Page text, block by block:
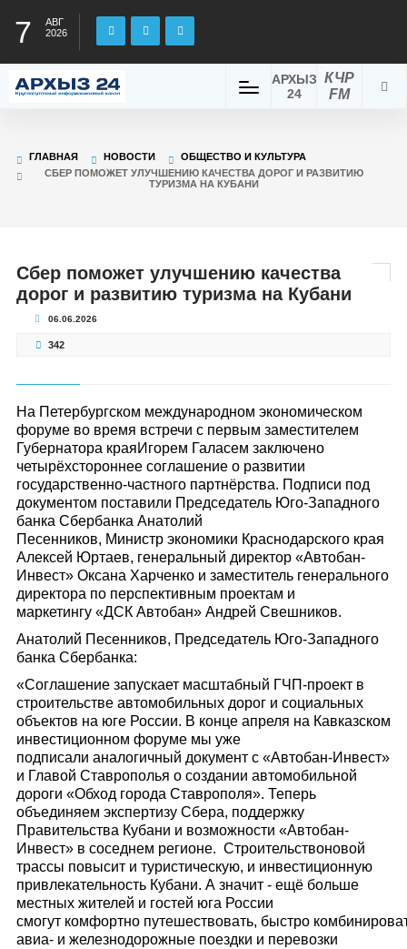
7
АВГ
2026
КЧР
FM
АРХЫЗ
24
ГЛАВНАЯ НОВОСТИ
ОБЩЕСТВО И КУЛЬТУРА
СБЕР ПОМОЖЕТ УЛУЧШЕНИЮ КАЧЕСТВА ДОРОГ И РАЗВИТИЮ
ТУРИЗМА НА КУБАНИ
Сбер поможет улучшению качества
дорог и развитию туризма на Кубани
06.06.2026
342
На Петербургском международном экономическом
форуме во время встречи с первым заместителем
Губернатора краяИгорем Галасем заключено
четырёхстороннее соглашение о развитии
государственно-частного партнёрства. Подписи под
документом поставили Председатель Юго-Западного
банка Сбербанка Анатолий
Песенников, Министр экономики Краснодарского края
Алексей Юртаев, генеральный директор «Автобан-
Инвест» Оксана Харченко и заместитель генерального
директора по перспективным проектам и
маркетингу «ДСК Автобан» Андрей Свешников.
Анатолий Песенников, Председатель Юго-Западного
банка Сбербанка:
«Соглашение запускает масштабный ГЧП-проект в
строительстве автомобильных дорог и социальных
объектов на юге России. В конце апреля на Кавказском
инвестиционном форуме мы уже
подписали аналогичный документ с «Автобан-Инвест»
и Главой Ставрополья о создании автомобильной
дороги «Обход города Ставрополя». Теперь
объединяем экспертизу Сбера, поддержку
Правительства Кубани и возможности «Автобан-
Инвест» в соседнем регионе. Строительствоновой
трассы повысит и туристическую, и инвестиционную
привлекательность Кубани. А значит - ещё больше
местных жителей и гостей юга России
смогут комфортно путешествовать, быстро
авиа- и железнодорожные поездки и перевозки